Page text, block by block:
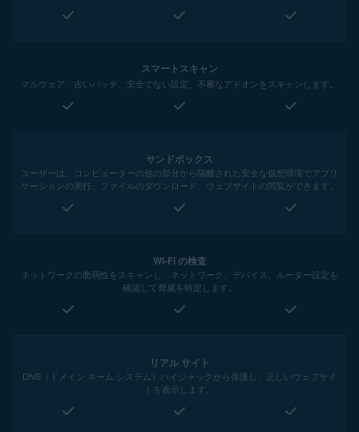
スマートスキャン
マルウェア、古いパッチ、安全でない設定、不審なアドオンをスキャンします。
サンドボックス
ユーザーは、コンピューターの他の部分から隔離された安全な仮想環境でアプリ
ケーションの実行、ファイルのダウンロード、ウェブサイトの閲覧ができます。
Wi-Fi の検査
ネットワークの脆弱性をスキャンし、ネットワーク、デバイス、ルーター設定を
確認して脅威を特定します。
リアル サイト
DNS（ドメイン ネーム システム）ハイジャックから保護し、正しいウェブサイ
トを表示します。